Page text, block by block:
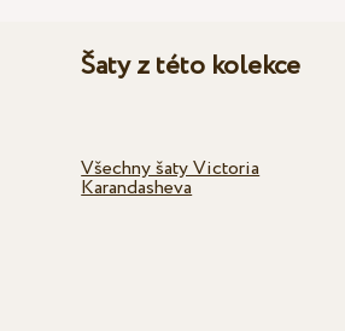
Šaty z této kolekce
Všechny šaty Victoria
Karandasheva